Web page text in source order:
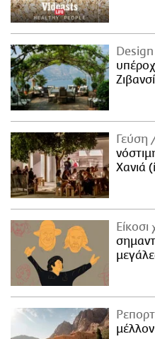
Design
Ζιβανσί
Γεύση
Χανιά
Είκοσι